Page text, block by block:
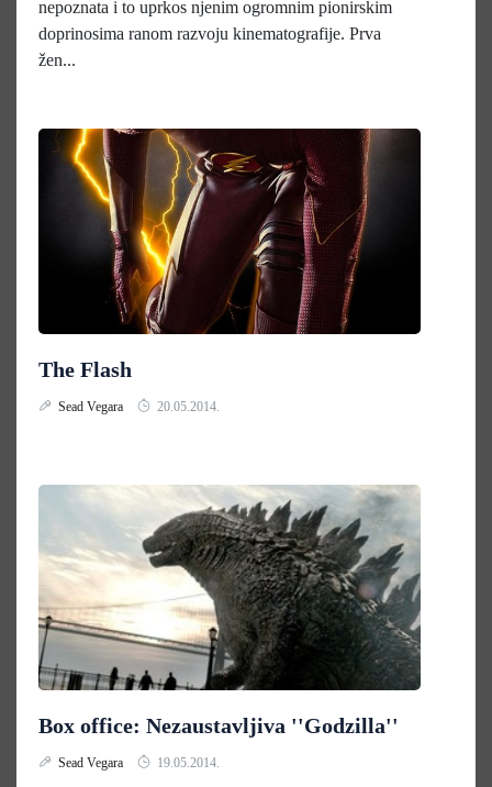
nepoznata i to uprkos njenim ogromnim pionirskim
doprinosima ranom razvoju kinematografije. Prva
žen...
The Flash
Sead Vegara 20.05.2014.
Box office: Nezaustavljiva ''Godzilla''
Sead Vegara 19.05.2014.